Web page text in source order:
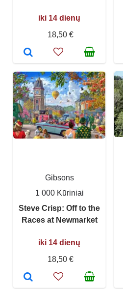
iki 14 dienų
18,50 €
Gibsons
1 000 Kūriniai
Steve Crisp: Off to the
Races at Newmarket
iki 14 dienų
18,50 €